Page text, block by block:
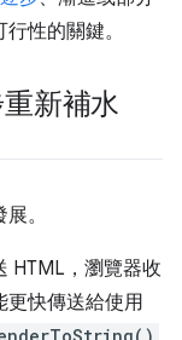
性的關鍵。
新補水
。
HTML，瀏覽器收
更快傳送給使用